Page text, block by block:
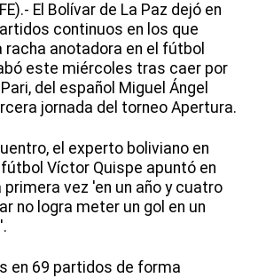
El Bolívar de La Paz dejó en
continuos en los que
racha anotadora en el fútbol
este miércoles tras caer por
del español Miguel Ángel
jornada del torneo Apertura.
el experto boliviano en
Víctor Quispe apuntó en
vez 'en un año y cuatro
no logra meter un gol en un
en 69 partidos de forma